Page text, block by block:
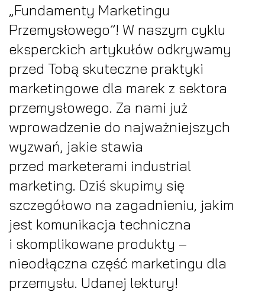
„Fundamenty Marketingu
Przemysłowego”! W naszym cyklu
eksperckich artykułów odkrywamy
przed Tobą skuteczne praktyki
marketingowe dla marek z sektora
przemysłowego. Za nami już
wprowadzenie do najważniejszych
wyzwań, jakie stawia
przed marketerami industrial
marketing. Dziś skupimy się
szczegółowo na zagadnieniu, jakim
jest komunikacja techniczna
i skomplikowane produkty –
nieodłączna część marketingu dla
przemysłu. Udanej lektury!